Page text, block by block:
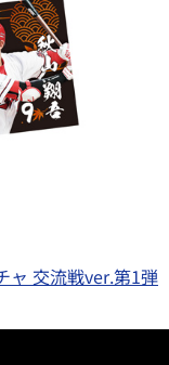
ャ 交流戦ver.第1弾